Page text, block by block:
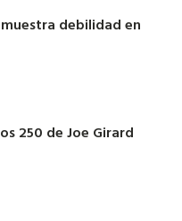
debilidad en
250 de Joe Girard